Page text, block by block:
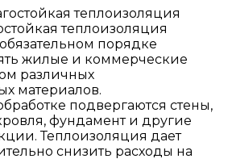
теплоизоляция
порядке
жилые и коммерческие
различных
материалов.
подвергаются стены,
фундамент и другие
Теплоизоляция дает
снизить расходы на